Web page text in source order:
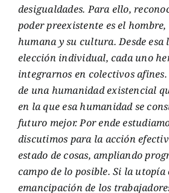
desigualdades. Para ello,
poder preexistente es el hombre,
humana y su cultura. Desde
elección individual, cada uno
integrarnos en colectivos
de una humanidad existencial
en la que esa humanidad se
futuro mejor. Por ende
discutimos para la acción
estado de cosas, ampliando
campo de lo posible. Si la utopía
emancipación de los